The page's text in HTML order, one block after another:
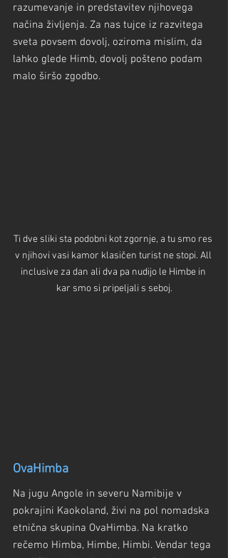
razumevanje in predstavitev njihovega
načina življenja. Za nas tujce iz razvitega
sveta povsem dovolj, oziroma mislim, da
lahko glede Himb, dovolj pošteno podam
malo širšo zgodbo.
Ti dve sliki sta podobni kot zgornje, a tu smo res
v njihovi vasi kamor klasičen turist ne stopi. All
inclusive za dan ali dva pa nudijo le Himbe in
kar smo si pripeljali s seboj.
OvaHimba
Na jugu Angole in severu Namibije v
pokrajini Kaokoland, živi na pol nomadska
etnična skupina OvaHimba. Na kratko
rečemo Himba, Himbe, Himbi. Vendar tega